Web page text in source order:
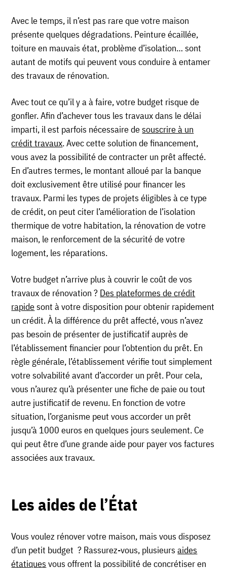
Avec le temps, il n’est pas rare que votre maison
présente quelques dégradations. Peinture écaillée,
toiture en mauvais état, problème d’isolation… sont
autant de motifs qui peuvent vous conduire à entamer
des travaux de rénovation.
Avec tout ce qu’il y a à faire, votre budget risque de
gonfler. Afin d’achever tous les travaux dans le délai
imparti, il est parfois nécessaire desouscrire à un
crédit travaux. Avec cette solution de financement,
vous avez la possibilité de contracter un prêt affecté.
En d’autres termes, le montant alloué par la banque
doit exclusivement être utilisé pour financer les
travaux. Parmi les types de projets éligibles à ce type
de crédit, on peut citer l’amélioration de l’isolation
thermique de votre habitation, la rénovation de votre
maison, le renforcement de la sécurité de votre
logement, les réparations.
Votre budget n’arrive plus à couvrir le coût de vos
travaux de rénovation ? Des plateformes de crédit
rapidesont à votre disposition pour obtenir rapidement
un crédit. À la différence du prêt affecté, vous n’avez
pas besoin de présenter de justificatif auprès de
l’établissement financier pour l’obtention du prêt. En
règle générale, l’établissement vérifie tout simplement
votre solvabilité avant d’accorder un prêt. Pour cela,
vous n’aurez qu’à présenter une fiche de paie ou tout
autre justificatif de revenu. En fonction de votre
situation, l’organisme peut vous accorder un prêt
jusqu’à 1000 euros en quelques jours seulement. Ce
qui peut être d’une grande aide pour payer vos factures
associées aux travaux.
Les aides de l’État
Vous voulez rénover votre maison, mais vous disposez
d’un petit budget ? Rassurez-vous, plusieursaides
étatiques vous offrent la possibilité de concrétiser en